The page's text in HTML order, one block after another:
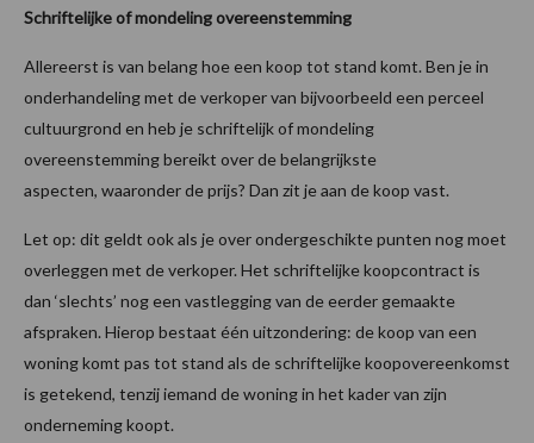
Schriftelijke of mondeling overeenstemming
Allereerst is van belang hoe een koop tot stand komt. Ben je in
onderhandeling met de verkoper van bijvoorbeeld een perceel
cultuurgrond en heb je schriftelijk of mondeling
overeenstemming bereikt over de belangrijkste
aspecten, waaronder de prijs? Dan zit je aan de koop vast.
Let op: dit geldt ook als je over ondergeschikte punten nog moet
overleggen met de verkoper. Het schriftelijke koopcontract is
dan ‘slechts’ nog een vastlegging van de eerder gemaakte
afspraken. Hierop bestaat één uitzondering: de koop van een
woning komt pas tot stand als de schriftelijke koopovereenkomst
is getekend, tenzij iemand de woning in het kader van zijn
onderneming koopt.